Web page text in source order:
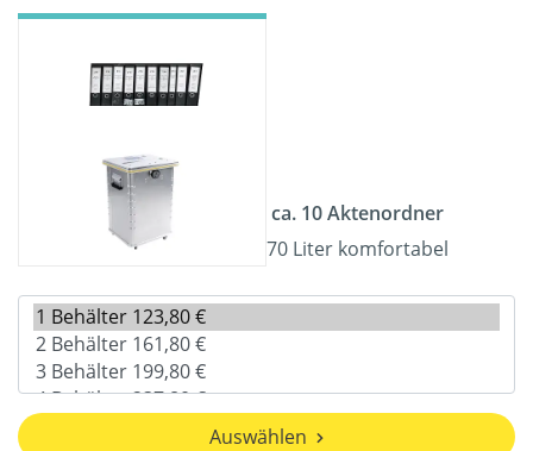
ca. 10 Aktenordner
70 Liter komfortabel
Auswählen